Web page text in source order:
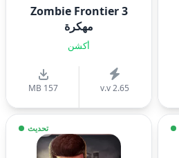
Zombie Frontier 3
مهكرة
أكشن
v.v 2.65
157 MB
تحديث